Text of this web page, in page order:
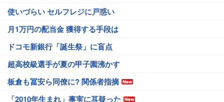
使いづらい セルフレジに戸惑い
月1万円の配当金 獲得する手段は
ドコモ新銀行「誕生祭」に盲点
超高校級選手が夏の甲子園沸かす
板倉も冨安ら同僚に? 関係者指摘
「2010年生まれ」事実に耳疑った